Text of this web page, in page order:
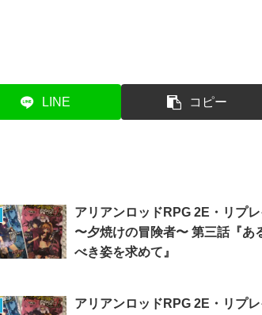
LINE コピー
アリアンロッドRPG 2E・リプレ
〜夕焼けの冒険者〜 第三話『あ
べき姿を求めて』
アリアンロッドRPG 2E・リプレ